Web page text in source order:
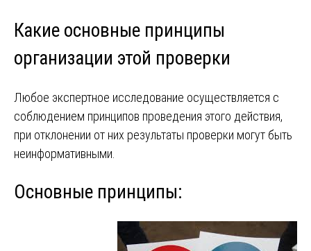
Какие основные принципы
организации этой проверки
Любое экспертное исследование осуществляется с
соблюдением принципов проведения этого действия,
при отклонении от них результаты проверки могут быть
неинформативными.
Основные принципы: